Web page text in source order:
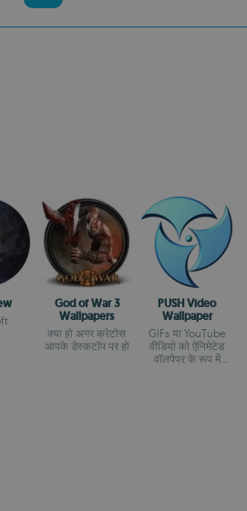
God of War 3
Wallpapers
क्या हो अगर क्रेटोस
आपके डेस्कटॉप पर हो
PUSH Video
Wallpaper
GIFs या YouTube
वीडियो को ऐनिमेटेड
वॉलपेपर के रूप में